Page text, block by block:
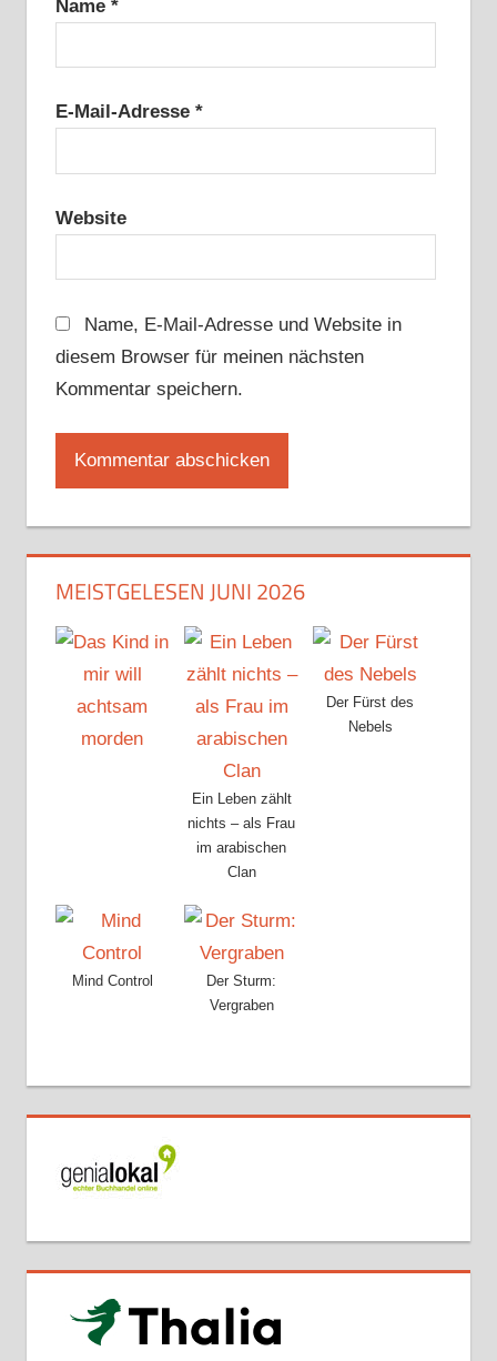
Name *
E-Mail-Adresse *
Website
Name, E-Mail-Adresse und Website in
diesem Browser für meinen nächsten
Kommentar speichern.
MEISTGELESEN JUNI 2026
Ein Leben zählt
nichts – als Frau
im arabischen
Clan
Der Fürst des
Nebels
Mind Control
Der Sturm:
Vergraben